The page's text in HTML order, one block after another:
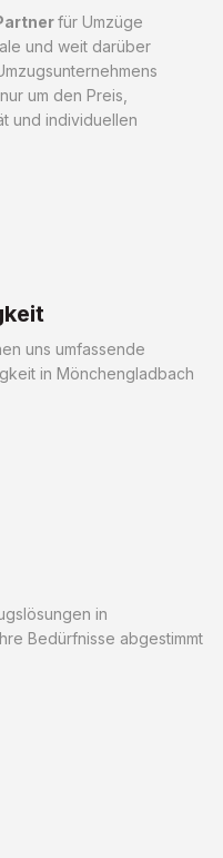
für Umzüge
und weit darüber
um den Preis,
und individuellen
uns umfassende
in Mönchengladbach
in
Bedürfnisse abgestimmt